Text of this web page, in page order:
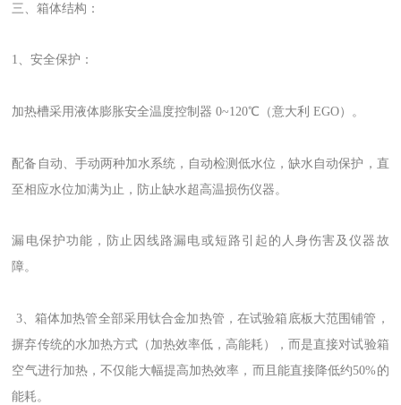
三、箱体结构：
1、安全保护：
加热槽采用液体膨胀安全温度控制器 0~120℃（意大利 EGO）。
配备自动、手动两种加水系统，自动检测低水位，缺水自动保护，直
至相应水位加满为止，防止缺水超高温损伤仪器。
漏电保护功能，防止因线路漏电或短路引起的人身伤害及仪器故
障。
3、箱体加热管全部采用钛合金加热管，在试验箱底板大范围铺管，
摒弃传统的水加热方式（加热效率低，高能耗），而是直接对试验箱
空气进行加热，不仅能大幅提高加热效率，而且能直接降低约50%的
能耗。